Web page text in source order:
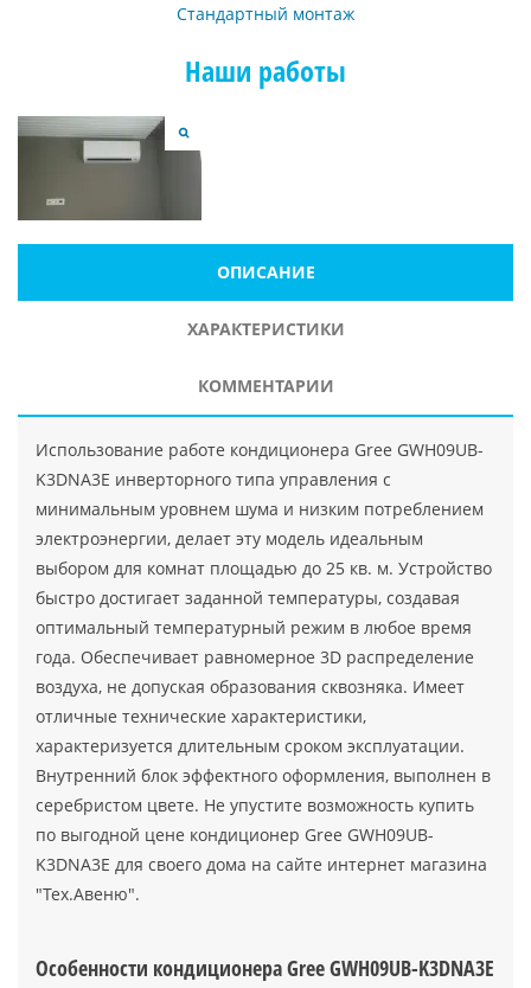
Стандартный монтаж
Наши работы
ОПИСАНИЕ
ХАРАКТЕРИСТИКИ
КОММЕНТАРИИ
Использование работе кондиционера Gree GWH09UB-
K3DNA3E инверторного типа управления с
минимальным уровнем шума и низким потреблением
электроэнергии, делает эту модель идеальным
выбором для комнат площадью до 25 кв. м. Устройство
быстро достигает заданной температуры, создавая
оптимальный температурный режим в любое время
года. Обеспечивает равномерное 3D распределение
воздуха, не допуская образования сквозняка. Имеет
отличные технические характеристики,
характеризуется длительным сроком эксплуатации.
Внутренний блок эффектного оформления, выполнен в
серебристом цвете. Не упустите возможность купить
по выгодной цене кондиционер Gree GWH09UB-
K3DNA3E для своего дома на сайте интернет магазина
"Тех.Авеню".
Особенности кондиционера Gree GWH09UB-K3DNA3E